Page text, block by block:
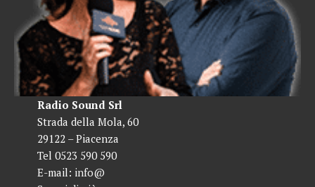
Radio Sound Srl
Strada della Mola, 60
29122 – Piacenza
Tel 0523 590 590
E-mail: info@